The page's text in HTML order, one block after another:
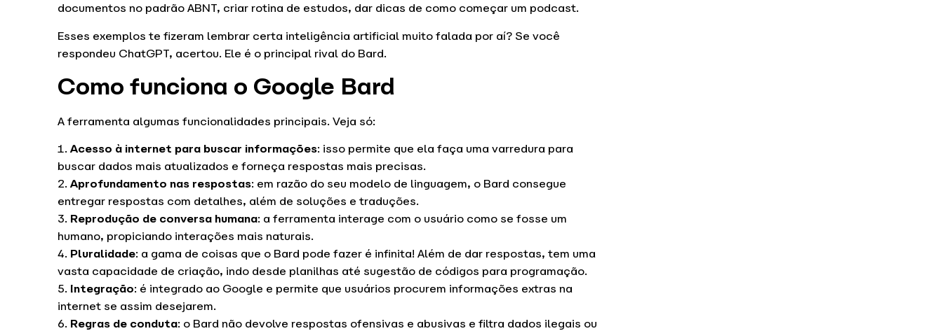
documentos no padrão ABNT, criar rotina de estudos, dar dicas de como começar um podcast.
Esses exemplos te fizeram lembrar certa inteligência artificial muito falada por aí? Se você
respondeu ChatGPT, acertou. Ele é o principal rival do Bard.
Como funciona o Google Bard
A ferramenta algumas funcionalidades principais. Veja só:
Acesso à internet para buscar informações: isso permite que ela faça uma varredura para
buscar dados mais atualizados e forneça respostas mais precisas.
Aprofundamento nas respostas: em razão do seu modelo de linguagem, o Bard consegue
entregar respostas com detalhes, além de soluções e traduções.
Reprodução de conversa humana: a ferramenta interage com o usuário como se fosse um
humano, propiciando interações mais naturais.
Pluralidade: a gama de coisas que o Bard pode fazer é infinita! Além de dar respostas, tem uma
vasta capacidade de criação, indo desde planilhas até sugestão de códigos para programação.
Integração: é integrado ao Google e permite que usuários procurem informações extras na
internet se assim desejarem.
Regras de conduta: o Bard não devolve respostas ofensivas e abusivas e filtra dados ilegais ou